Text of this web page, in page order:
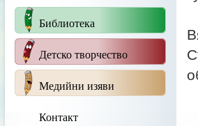
Библиотека
Детско творчество
Медийни изяви
Контакт